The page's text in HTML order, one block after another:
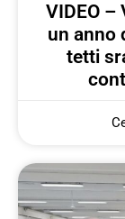
VIDEO
un anno
tetti